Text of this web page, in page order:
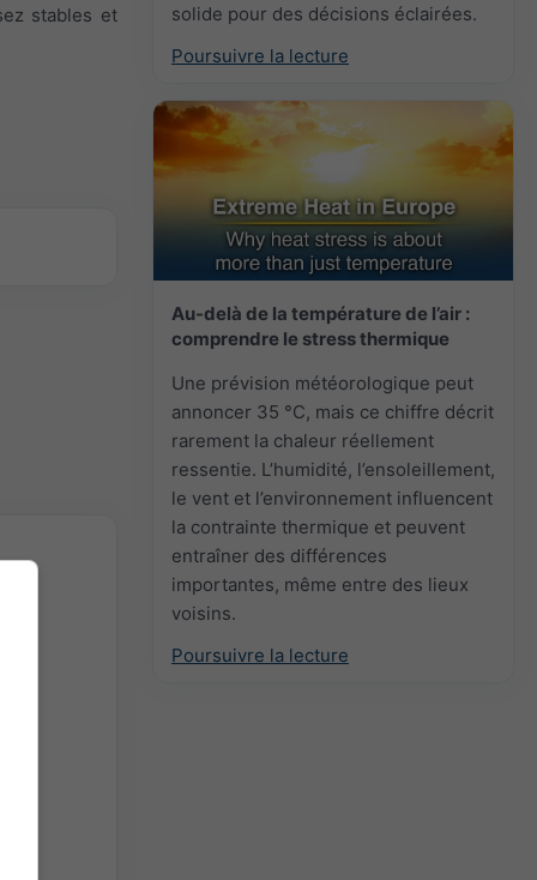
solide pour des décisions éclairées.
Poursuivre la lecture
Au-delà de la température de l’air :
comprendre le stress thermique
Une prévision météorologique peut
annoncer 35 °C, mais ce chiffre décrit
rarement la chaleur réellement
ressentie. L’humidité, l’ensoleillement,
le vent et l’environnement influencent
la contrainte thermique et peuvent
entraîner des différences
importantes, même entre des lieux
voisins.
Poursuivre la lecture
stables et